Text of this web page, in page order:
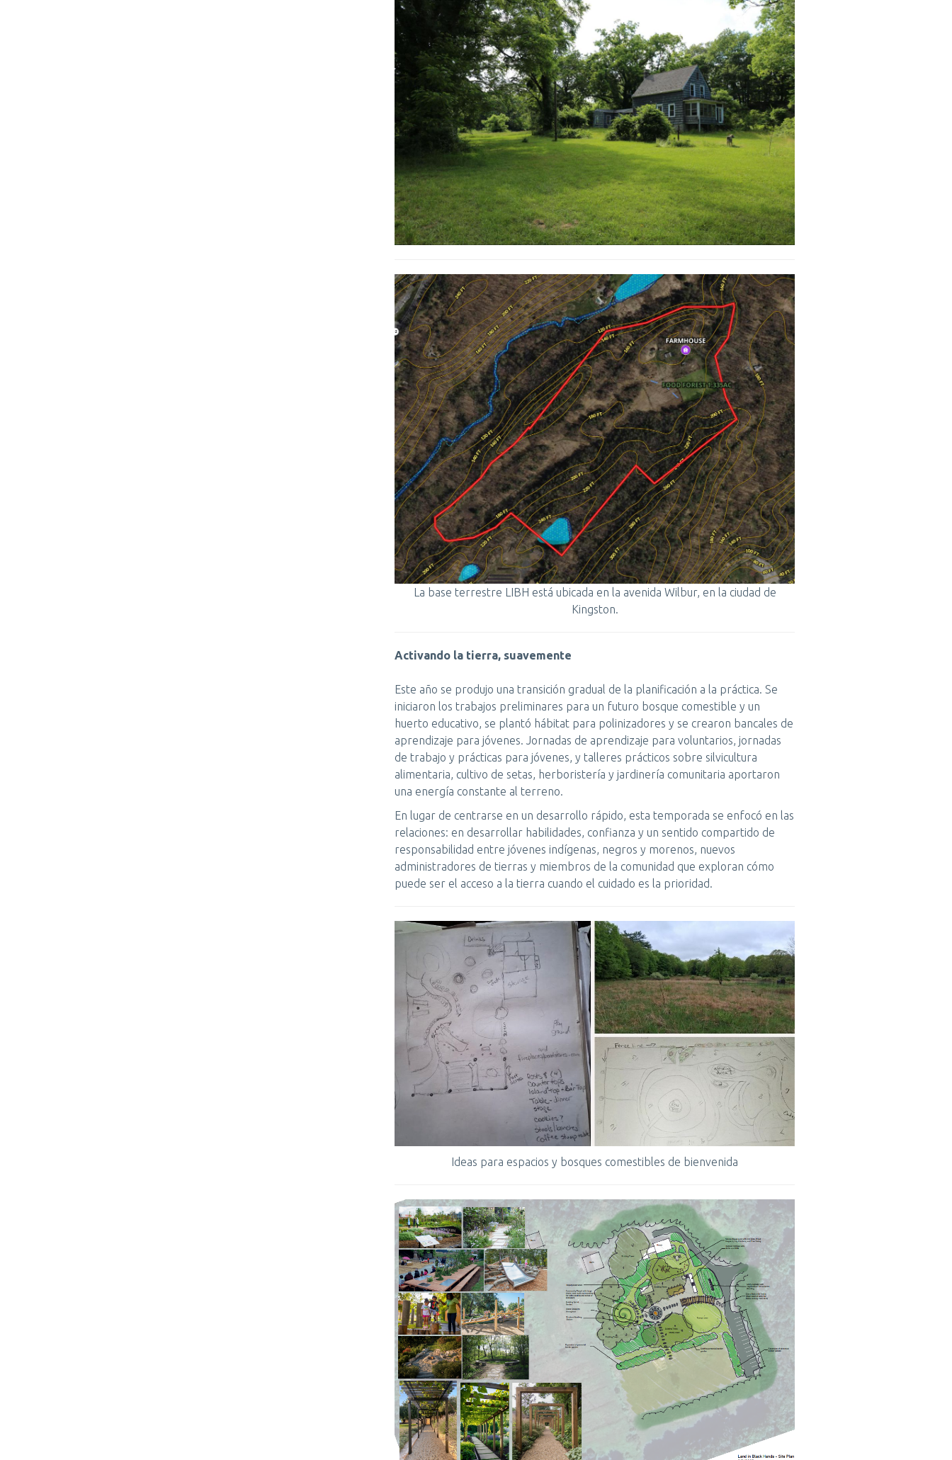
La base terrestre LIBH está ubicada en la avenida Wilbur, en la ciudad de
Kingston.
Activando la tierra, suavemente
Este año se produjo una transición gradual de la planificación a la práctica. Se
iniciaron los trabajos preliminares para un futuro bosque comestible y un
huerto educativo, se plantó hábitat para polinizadores y se crearon bancales de
aprendizaje para jóvenes. Jornadas de aprendizaje para voluntarios, jornadas
de trabajo y prácticas para jóvenes, y talleres prácticos sobre silvicultura
alimentaria, cultivo de setas, herboristería y jardinería comunitaria aportaron
una energía constante al terreno.
En lugar de centrarse en un desarrollo rápido, esta temporada se enfocó en las
relaciones: en desarrollar habilidades, confianza y un sentido compartido de
responsabilidad entre jóvenes indígenas, negros y morenos, nuevos
administradores de tierras y miembros de la comunidad que exploran cómo
puede ser el acceso a la tierra cuando el cuidado es la prioridad.
Ideas para espacios y bosques comestibles de bienvenida